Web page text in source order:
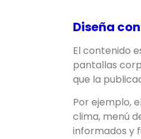
Diseña
El contenido
pantallas
que la
Por ejemplo,
clima, menú
informados y